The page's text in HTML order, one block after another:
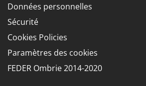
Données personnelles
Sécurité
Cookies Policies
Paramètres des cookies
FEDER Ombrie 2014-2020